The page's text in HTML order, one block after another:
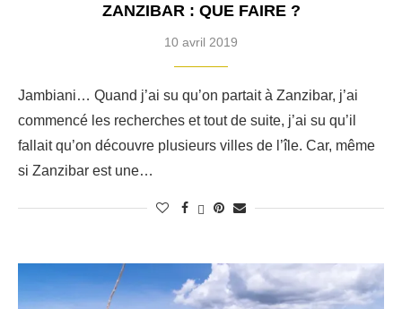
ZANZIBAR : QUE FAIRE ?
10 avril 2019
Jambiani… Quand j’ai su qu’on partait à Zanzibar, j’ai
commencé les recherches et tout de suite, j’ai su qu’il
fallait qu’on découvre plusieurs villes de l’île. Car, même
si Zanzibar est une…